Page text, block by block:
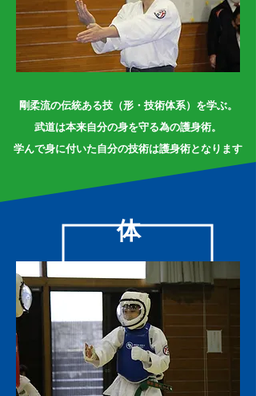
剛柔流の伝統ある技（形・技術体系）を学ぶ。
武道は本来自分の身を守る為の護身術。
​学んで身に付いた自分の技術は護身術となります
体